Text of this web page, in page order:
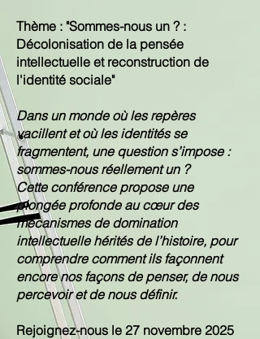
Thème : "Sommes-nous un ? :
Décolonisation de la pensée
intellectuelle et reconstruction de
l'identité sociale"
Dans un monde où les repères
vacillent et où les identités se
fragmentent, une question s’impose :
sommes-nous réellement un ?
Cette conférence propose une
plongée profonde au cœur des
mécanismes de domination
intellectuelle hérités de l’histoire, pour
comprendre comment ils façonnent
encore nos façons de penser, de nous
percevoir et de nous définir.
Rejoignez-nous le 27 novembre 2025